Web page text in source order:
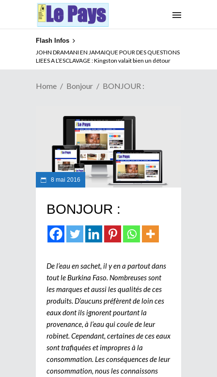
Flash Infos
JOHN DRAMANI EN JAMAIQUE POUR DES QUESTIONS
LIEES A L’ESCLAVAGE : Kingston valait bien un détour
Home Bonjour BONJOUR :
8 mai 2016
BONJOUR :
De l’eau en sachet, il y en a partout dans
tout le Burkina Faso. Nombreuses sont
les marques et aussi les qualités de ces
produits. D’aucuns préfèrent de loin ces
eaux dont ils ignorent pourtant la
provenance, à l’eau qui coule de leur
robinet. Cependant, certaines de ces eaux
sont trafiquées et impropres à la
consommation. Les conséquences de leur
consommation, nous les connaissons